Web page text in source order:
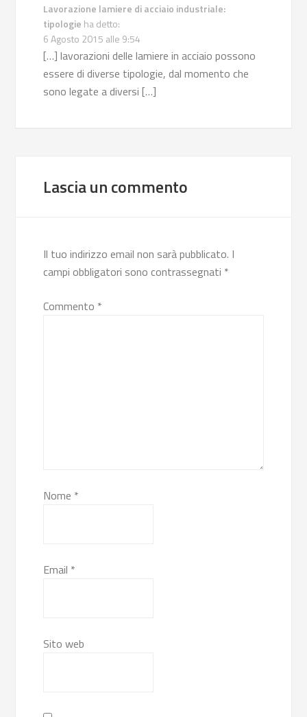
Lavorazione lamiere di acciaio industriale:
tipologie ha detto:
6 Agosto 2015 alle 9:54
[…] lavorazioni delle lamiere in acciaio possono
essere di diverse tipologie, dal momento che
sono legate a diversi […]
Lascia un commento
Il tuo indirizzo email non sarà pubblicato. I
campi obbligatori sono contrassegnati *
Commento *
Nome *
Email *
Sito web